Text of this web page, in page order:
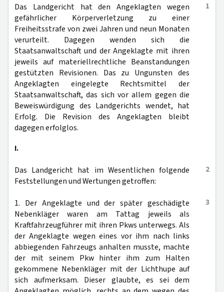
1
Das Landgericht hat den Angeklagten wegen
gefährlicher Körperverletzung zu einer
Freiheitsstrafe von zwei Jahren und neun Monaten
verurteilt. Dagegen wenden sich die
Staatsanwaltschaft und der Angeklagte mit ihren
jeweils auf materiellrechtliche Beanstandungen
gestützten Revisionen. Das zu Ungunsten des
Angeklagten eingelegte Rechtsmittel der
Staatsanwaltschaft, das sich vor allem gegen die
Beweiswürdigung des Landgerichts wendet, hat
Erfolg. Die Revision des Angeklagten bleibt
dagegen erfolglos.
I.
2
Das Landgericht hat im Wesentlichen folgende
Feststellungen und Wertungen getroffen:
3
1. Der Angeklagte und der später geschädigte
Nebenkläger waren am Tattag jeweils als
Kraftfahrzeugführer mit ihren Pkws unterwegs. Als
der Angeklagte wegen eines vor ihm nach links
abbiegenden Fahrzeugs anhalten musste, machte
der mit seinem Pkw hinter ihm zum Halten
gekommene Nebenkläger mit der Lichthupe auf
sich aufmerksam. Dieser glaubte, es sei dem